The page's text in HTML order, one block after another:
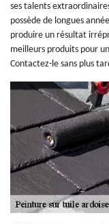
ses talents
possède de longues
produire un résultat
meilleurs produits pour
Contactez-le sans plus